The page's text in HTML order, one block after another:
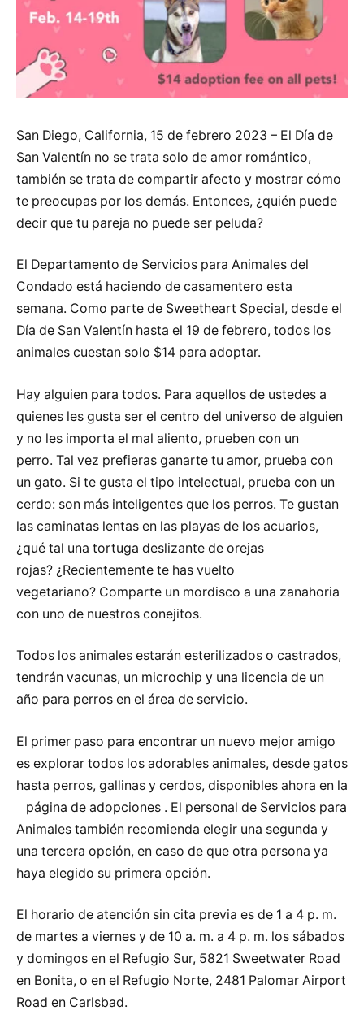
San Diego, California, 15 de febrero 2023 – El Día de
San Valentín no se trata solo de amor romántico,
también se trata de compartir afecto y mostrar cómo
te preocupas por los demás. Entonces, ¿quién puede
decir que tu pareja no puede ser peluda?
El Departamento de Servicios para Animales del
Condado está haciendo de casamentero esta
semana. Como parte de Sweetheart Special, desde el
Día de San Valentín hasta el 19 de febrero, todos los
animales cuestan solo $14 para adoptar.
Hay alguien para todos. Para aquellos de ustedes a
quienes les gusta ser el centro del universo de alguien
y no les importa el mal aliento, prueben con un
perro. Tal vez prefieras ganarte tu amor, prueba con
un gato. Si te gusta el tipo intelectual, prueba con un
cerdo: son más inteligentes que los perros. Te gustan
las caminatas lentas en las playas de los acuarios,
¿qué tal una tortuga deslizante de orejas
rojas? ¿Recientemente te has vuelto
vegetariano? Comparte un mordisco a una zanahoria
con uno de nuestros conejitos.
Todos los animales estarán esterilizados o castrados,
tendrán vacunas, un microchip y una licencia de un
año para perros en el área de servicio.
El primer paso para encontrar un nuevo mejor amigo
es explorar todos los adorables animales, desde gatos
hasta perros, gallinas y cerdos, disponibles ahora en la
página de adopciones . El personal de Servicios para
Animales también recomienda elegir una segunda y
una tercera opción, en caso de que otra persona ya
haya elegido su primera opción.
El horario de atención sin cita previa es de 1 a 4 p. m.
de martes a viernes y de 10 a. m. a 4 p. m. los sábados
y domingos en el Refugio Sur, 5821 Sweetwater Road
en Bonita, o en el Refugio Norte, 2481 Palomar Airport
Road en Carlsbad.